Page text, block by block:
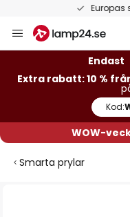
Europas
Hoppa
till
Endast
Extra rabatt: 10 %
Kod:
WOW-
Smarta prylar